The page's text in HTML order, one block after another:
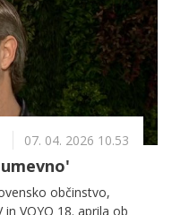
07. 04. 2026 10.53
občinstvo,
VOYO 18. aprila ob